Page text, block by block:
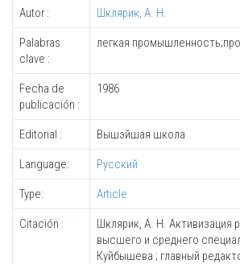
Autor : Шклярик, А. Н.
Palabras
clave :
легкая
Fecha de
publicación :
1986
Editorial : Вышэйшая школа
Language: Русский
Type: Article
Citación :
Шклярик, А. Н. Активизация
высшего и среднего
Куйбышева ; главный